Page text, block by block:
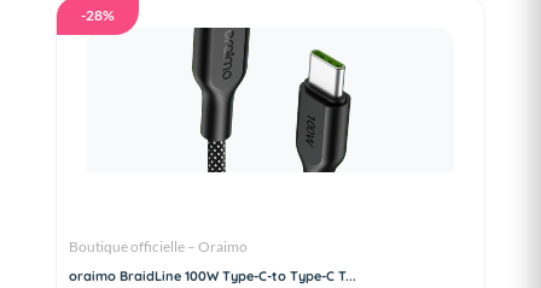
-28%
Boutique officielle – Oraimo
oraimo BraidLine 100W Type-C-to Type-C T...